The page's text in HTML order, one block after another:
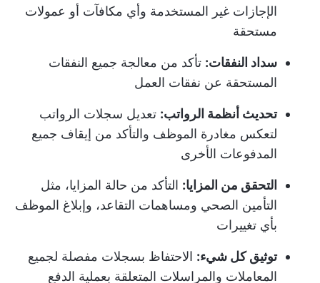
الإجازات غير المستخدمة وأي مكافآت أو عمولات
مستحقة
سداد النفقات: تأكد من معالجة جميع النفقات
المستحقة عن نفقات العمل
تحديث أنظمة الرواتب: تعديل سجلات الرواتب
لتعكس مغادرة الموظف والتأكد من إيقاف جميع
المدفوعات الأخرى
التحقق من المزايا: التأكد من حالة المزايا، مثل
التأمين الصحي ومساهمات التقاعد، وإبلاغ الموظف
بأي تغييرات
توثيق كل شيء: الاحتفاظ بسجلات مفصلة لجميع
المعاملات والمراسلات المتعلقة بعملية الدفع